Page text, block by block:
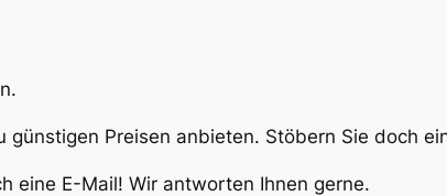
Preisen anbieten. Stöbern Sie doch
eine E-Mail! Wir antworten Ihnen gerne.